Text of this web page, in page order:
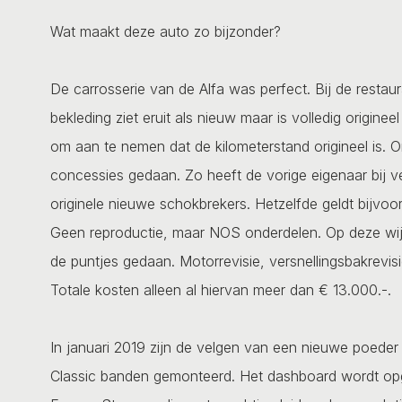
Wat maakt deze auto zo bijzonder?
De carrosserie van de Alfa was perfect. Bij de
bekleding ziet eruit als nieuw maar is volledig
om aan te nemen dat de kilometerstand origineel is.
concessies gedaan. Zo heeft de vorige eigenaar bij
originele nieuwe schokbrekers. Hetzelfde geldt
Geen reproductie, maar NOS onderdelen. Op deze
de puntjes gedaan. Motorrevisie,
Totale kosten alleen al hiervan meer dan € 13.000.-.
In januari 2019 zijn de velgen van een nieuwe
Classic banden gemonteerd. Het dashboard wordt